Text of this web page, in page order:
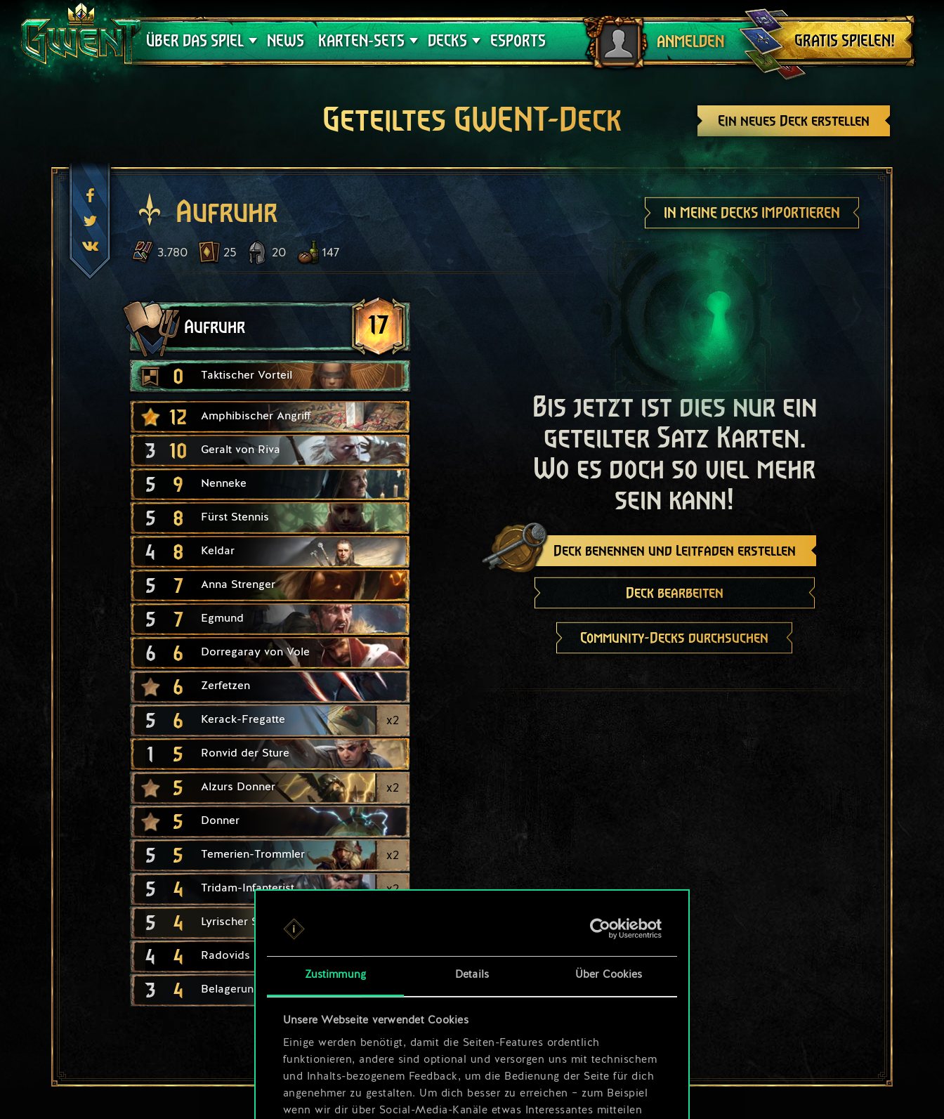
Zustimmung Details Über Cookies
Unsere Webseite verwendet Cookies
Einige werden benötigt, damit die Seiten-Features ordentlich
funktionieren, andere sind optional und versorgen uns mit technischem
und Inhalts-bezogenem Feedback, um die Bedienung der Seite für dich
angenehmer zu gestalten. Um dich besser zu erreichen – zum Beispiel
wenn wir dir über Social-Media-Kanäle etwas Interessantes mitteilen
ÜBER DAS SPIEL
Support
NEWS KARTEN-SETS
Crimson Curse
DECKS
Deck-Leitfäden
ESPORTS ANMELDEN
Abmelden
GRATIS SPIELEN!
Ein neues Deck erstellen
Geteiltes GWENT-Deck
Aufruhr IN MEINE DECKS IMPORTIEREN
3.780 25 20 147
Aufruhr 17
0 Taktischer Vorteil
12 Amphibischer Angriff
3 10 Geralt von Riva
5 9 Nenneke
5 8 Fürst Stennis
4 8 Keldar
5 7 Anna Strenger
5 7 Egmund
6 6 Dorregaray von Vole
6 Zerfetzen
5 6 Kerack-Fregatte x2
1 5 Ronvid der Sture
5 Alzurs Donner x2
5 Donner
5 5 Temerien-Trommler x2
5 4 Tridam-Infanterist x2
5 4 Lyrischer Sensenkämpe
4 4 Radovids Königswache x2
3 4 Belagerungsturm
Bis jetzt ist dies nur ein
geteilter Satz Karten.
Wo es doch so viel mehr
sein kann!
Deck benennen und Leitfaden erstellen
Deck bearbeiten
Community-Decks durchsuchen